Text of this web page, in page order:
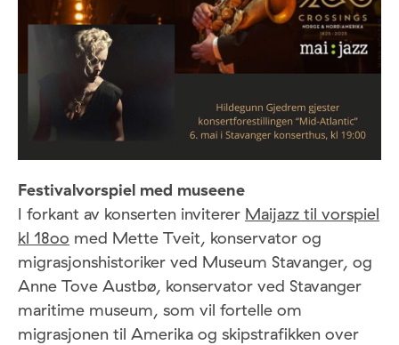
Festivalvorspiel med museene
I forkant av konserten inviterer Maijazz til vorspiel
kl 18oo med Mette Tveit, konservator og
migrasjonshistoriker ved Museum Stavanger, og
Anne Tove Austbø, konservator ved Stavanger
maritime museum, som vil fortelle om
migrasjonen til Amerika og skipstrafikken over